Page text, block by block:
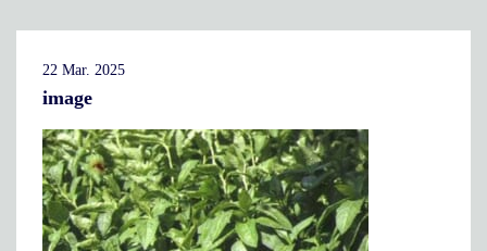
Q&A
ふるさと納税
リボーン
ニュース インタビュー
社長ブログ スタッフブログ
メディア掲載
採用情報
新卒採用 店舗概要
アクセス 会社情報
22 Mar. 2025
image